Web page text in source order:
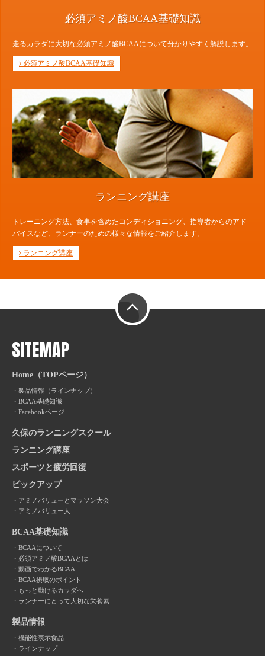
必須アミノ酸BCAA基礎知識
走るカラダに大切な必須アミノ酸BCAAについて分かりやすく解説します。
必須アミノ酸BCAA基礎知識
ランニング講座
トレーニング方法、食事を含めたコンディショニング、指導者からのアド
バイスなど、ランナーのための様々な情報をご紹介します。
ランニング講座
SITEMAP
Home（TOPページ）
製品情報（ラインナップ）
BCAA基礎知識
Facebookページ
久保のランニングスクール
ランニング講座
スポーツと疲労回復
ピックアップ
アミノバリューとマラソン大会
アミノバリュー人
BCAA基礎知識
BCAAについて
必須アミノ酸BCAAとは
動画でわかるBCAA
BCAA摂取のポイント
もっと動けるカラダへ
ランナーにとって大切な栄養素
製品情報
機能性表示食品
ラインナップ